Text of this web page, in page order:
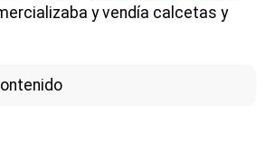
y vendía calcetas y